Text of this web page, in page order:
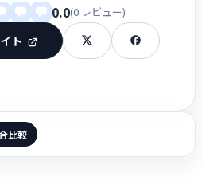
0.0(0 レビュー)
ト
比較